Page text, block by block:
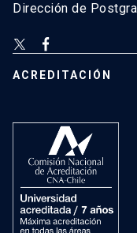
Dirección de
ACREDITACIÓN